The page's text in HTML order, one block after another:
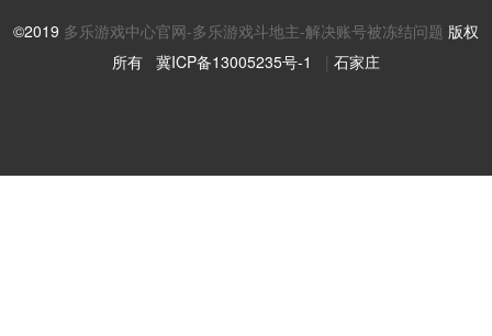
©2019 多乐游戏中心官网-多乐游戏斗地主-解决账号被冻结问题 版权
所有 冀ICP备13005235号-1 | 石家庄